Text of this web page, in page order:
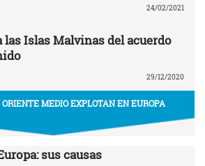
24/02/2021
las Islas Malvinas del acuerdo
29/12/2020
MEDIO EXPLOTAN EN EUROPA
sus causas